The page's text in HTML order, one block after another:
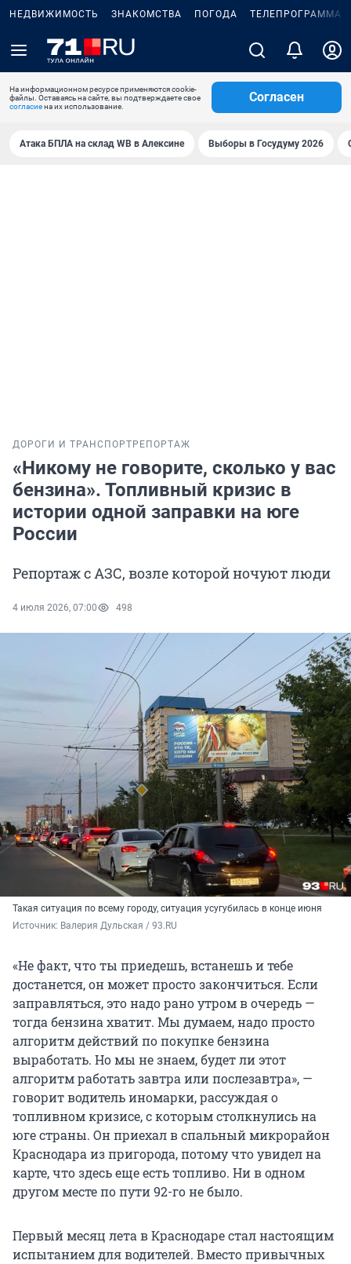
НЕДВИЖИМОСТЬ ЗНАКОМСТВА ПОГОДА ТЕЛЕПРОГРАММА
На информационном ресурсе применяются cookie-
файлы. Оставаясь на сайте, вы подтверждаете свое
согласиена их использование.
Согласен
Атака БПЛА на склад WB в Алексине Выборы в Госудуму 2026
ДОРОГИ И ТРАНСПОРТ РЕПОРТАЖ
«Никому не говорите, сколько у вас
бензина». Топливный кризис в
истории одной заправки на юге
России
Репортаж с АЗС, возле которой ночуют люди
4 июля 2026, 07:00 498
Такая ситуация по всему городу, ситуация усугубилась в конце июня
Источник: Валерия Дульская / 93.RU
«Не факт, что ты приедешь, встанешь и тебе
достанется, он может просто закончиться. Если
заправляться, это надо рано утром в очередь —
тогда бензина хватит. Мы думаем, надо просто
алгоритм действий по покупке бензина
выработать. Но мы не знаем, будет ли этот
алгоритм работать завтра или послезавтра», —
говорит водитель иномарки, рассуждая о
топливном кризисе, с которым столкнулись на
юге страны. Он приехал в спальный микрорайон
Краснодара из пригорода, потому что увидел на
карте, что здесь еще есть топливо. Ни в одном
другом месте по пути 92-го не было.
Первый месяц лета в Краснодаре стал настоящим
испытанием для водителей. Вместо привычных